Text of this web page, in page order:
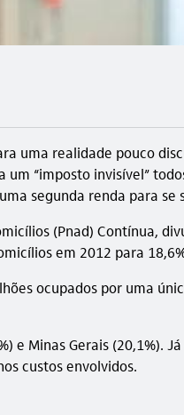
uma realidade pouco
“imposto invisível”
segunda renda para se
(Pnad) Contínua,
em 2012 para
ocupados por uma
e Minas Gerais (20,1%).
custos envolvidos.